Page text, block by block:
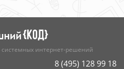
системных интернет-решений
8 (495) 128 99 18